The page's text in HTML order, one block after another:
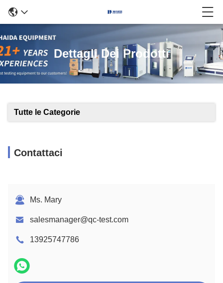
Dettagli Dei Prodotti
Tutte le Categorie
Contattaci
Ms. Mary
salesmanager@qc-test.com
13925747786